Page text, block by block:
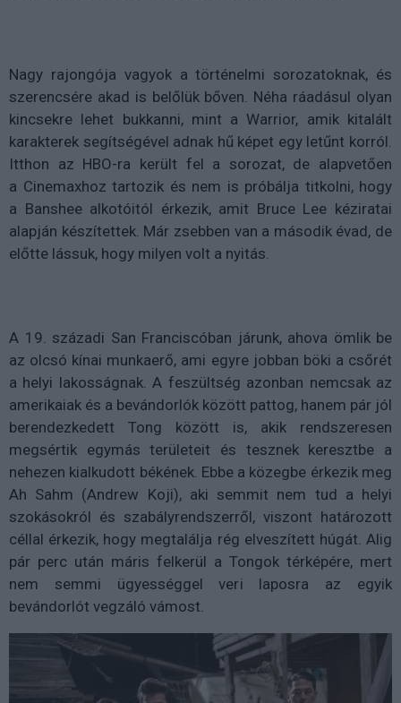
Nagy rajongója vagyok a történelmi sorozatoknak, és
szerencsére akad is belőlük bőven. Néha ráadásul olyan
kincsekre lehet bukkanni, mint aWarrior, amik kitalált
karakterek segítségével adnak hű képet egy letűnt korról.
Itthon az HBO-ra került fel a sorozat, de alapvetően
a Cinemaxhoz tartozik és nem is próbálja titkolni, hogy
a Banshee alkotóitól érkezik, amit Bruce Lee kéziratai
alapján készítettek. Már zsebben van a második évad, de
előtte lássuk, hogy milyen volt a nyitás.
A 19. századi San Franciscóban járunk, ahova ömlik be
az olcsó kínai munkaerő, ami egyre jobban böki a csőrét
a helyi lakosságnak. A feszültség azonban nemcsak az
amerikaiak és a bevándorlók között pattog, hanem pár jól
berendezkedett Tong között is, akik rendszeresen
megsértik egymás területeit és tesznek keresztbe a
nehezen kialkudott békének. Ebbe a közegbe érkezik meg
Ah Sahm (Andrew Koji), aki semmit nem tud a helyi
szokásokról és szabályrendszerről, viszont határozott
céllal érkezik, hogy megtalálja rég elveszített húgát. Alig
pár perc után máris felkerül a Tongok térképére, mert
nem semmi ügyességgel veri laposra az egyik
bevándorlót vegzáló vámost.